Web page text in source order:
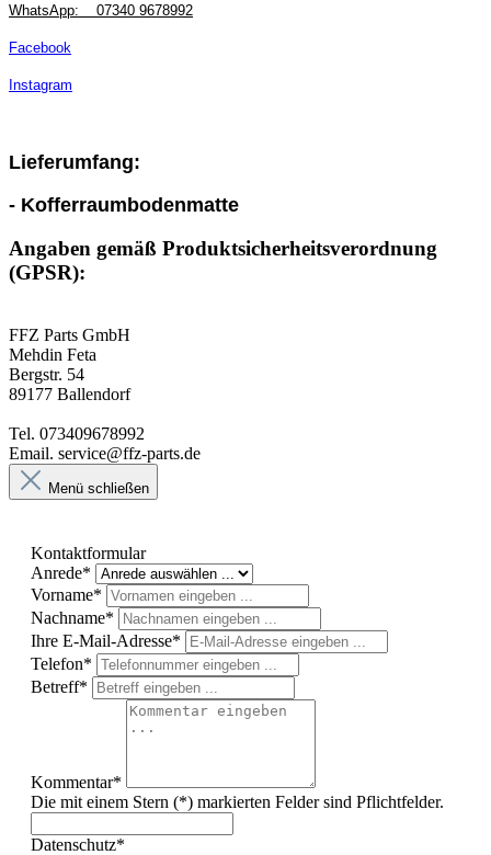
WhatsApp: 07340 9678992
Facebook
Instagram
Lieferumfang:
- Kofferraumbodenmatte
Angaben gemäß Produktsicherheitsverordnung
(GPSR):
FFZ Parts GmbH
Mehdin Feta
Bergstr. 54
89177 Ballendorf
Tel. 073409678992
Email. service@ffz-parts.de
Menü schließen
Kontaktformular
Anrede*
Vorname*
Nachname*
Ihre E-Mail-Adresse*
Telefon*
Betreff*
Kommentar*
Die mit einem Stern (*) markierten Felder sind Pflichtfelder.
Datenschutz*